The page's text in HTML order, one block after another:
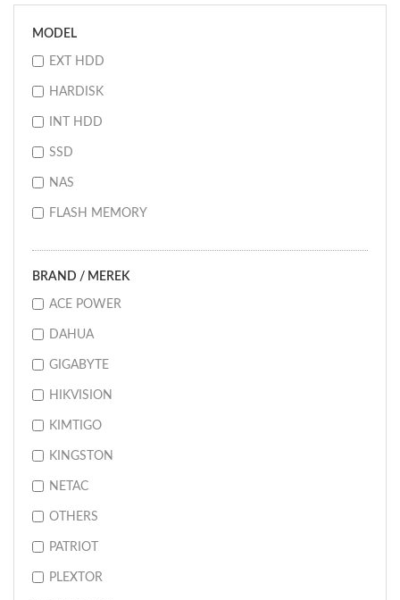
MODEL
EXT HDD
HARDISK
INT HDD
SSD
NAS
FLASH MEMORY
BRAND / MEREK
ACE POWER
DAHUA
GIGABYTE
HIKVISION
KIMTIGO
KINGSTON
NETAC
OTHERS
PATRIOT
PLEXTOR